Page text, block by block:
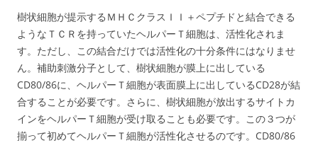
樹状細胞が提示するＭＨＣクラスＩＩ＋ペプチドと結合できる
ようなＴＣＲを持っていたヘルパーＴ細胞は、活性化されま
す。ただし、この結合だけでは活性化の十分条件にはなりませ
ん。補助刺激分子として、樹状細胞が膜上に出している
CD80/86に、ヘルパーＴ細胞が表面膜上に出しているCD28が結
合することが必要です。さらに、樹状細胞が放出するサイトカ
インをヘルパーＴ細胞が受け取ることも必要です。この３つが
揃って初めてヘルパーＴ細胞が活性化させるのです。CD80/86